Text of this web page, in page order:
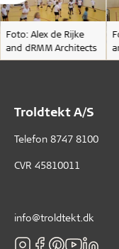
Foto: Alex de Rijke
and dRMM Architects
Troldtekt A/S
Telefon 8747 8100
CVR 45810011
info@troldtekt.dk